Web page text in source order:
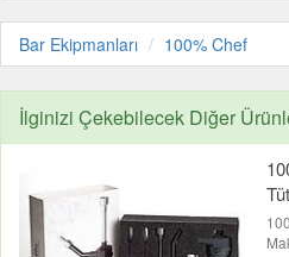
Bar Ekipmanları 100% Chef
İlginizi Çekebilecek Diğer